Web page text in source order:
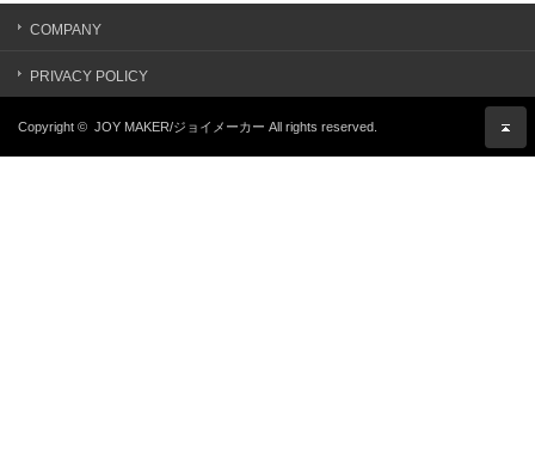
COMPANY
PRIVACY POLICY
Copyright © JOY MAKER/ジョイメーカー All rights reserved.